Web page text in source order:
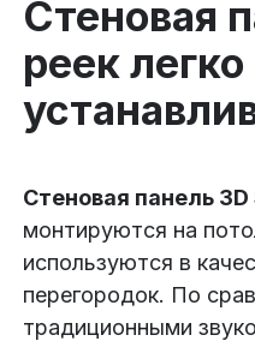
Стеновая
реек легко
Стеновая панель 3D
монтируются на
используются в
перегородок. По
традиционными